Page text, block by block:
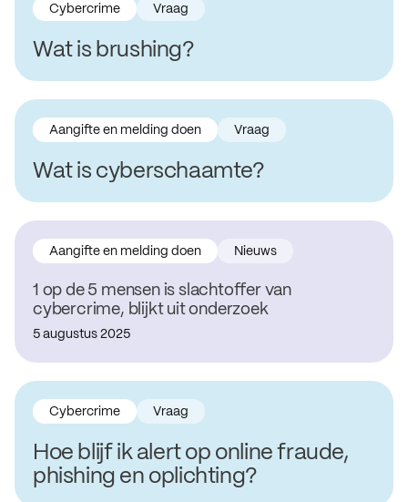
Wat is brushing?
Cybercrime Vraag
Wat is cyberschaamte?
Aangifte en melding doen Vraag
1 op de 5 mensen is slachtoffer van
cybercrime, blijkt uit onderzoek
Aangifte en melding doen Nieuws
5 augustus 2025
Hoe blijf ik alert op online fraude,
phishing en oplichting?
Cybercrime Vraag